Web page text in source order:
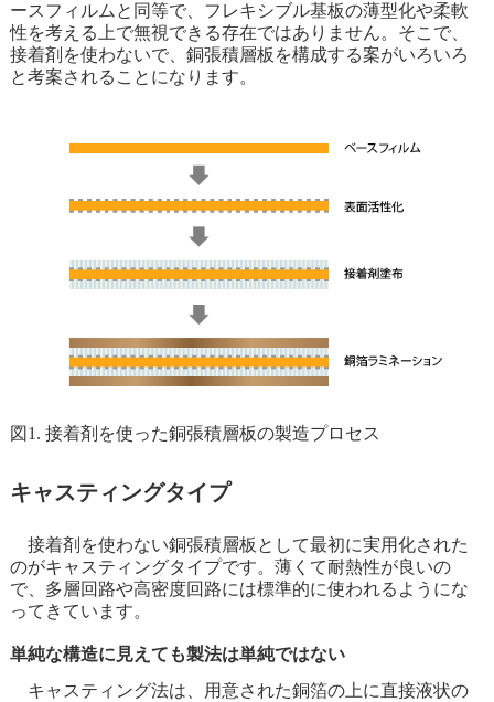
ースフィルムと同等で、フレキシブル基板の薄型化や柔軟
性を考える上で無視できる存在ではありません。そこで、
接着剤を使わないで、銅張積層板を構成する案がいろいろ
と考案されることになります。
図1. 接着剤を使った銅張積層板の製造プロセス
キャスティングタイプ
接着剤を使わない銅張積層板として最初に実用化された
のがキャスティングタイプです。薄くて耐熱性が良いの
で、多層回路や高密度回路には標準的に使われるようにな
ってきています。
単純な構造に見えても製法は単純ではない
キャスティング法は、用意された銅箔の上に直接液状の